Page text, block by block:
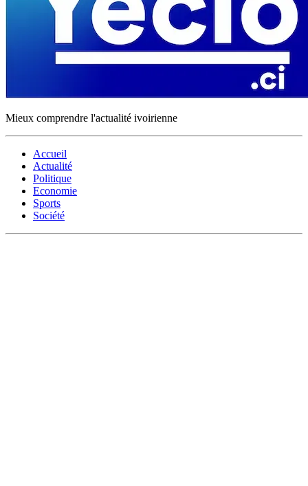
Mieux comprendre l'actualité ivoirienne
Accueil
Actualité
Politique
Economie
Sports
Société